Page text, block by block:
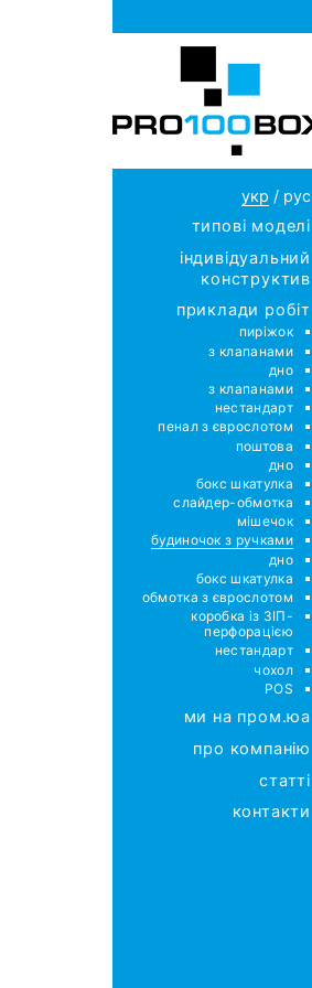
укр / рус
типові моделі
індивідуальний
конструктив
приклади робіт
пиріжок
з клапанами
дно
з клапанами
нестандарт
пенал з єврослотом
поштова
дно
бокс шкатулка
слайдер-обмотка
мішечок
будиночок з ручками
дно
бокс шкатулка
обмотка з єврослотом
коробка із ЗІП-
перфорацією
нестандарт
чохол
POS
ми на пром.юа
про компанію
статті
контакти